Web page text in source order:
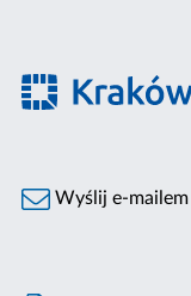
Wyślij e-mailem